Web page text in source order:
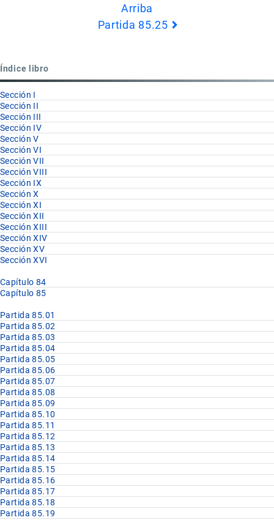
85.24
Arriba
Partida 85.25
Índice libro
Sección I
Sección II
Sección III
Sección IV
Sección V
Sección VI
Sección VII
Sección VIII
Sección IX
Sección X
Sección XI
Sección XII
Sección XIII
Sección XIV
Sección XV
Sección XVI
Capítulo 84
Capítulo 85
Partida 85.01
Partida 85.02
Partida 85.03
Partida 85.04
Partida 85.05
Partida 85.06
Partida 85.07
Partida 85.08
Partida 85.09
Partida 85.10
Partida 85.11
Partida 85.12
Partida 85.13
Partida 85.14
Partida 85.15
Partida 85.16
Partida 85.17
Partida 85.18
Partida 85.19